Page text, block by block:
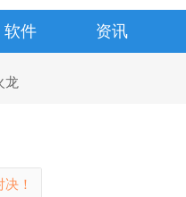
软件 资讯
龙
！